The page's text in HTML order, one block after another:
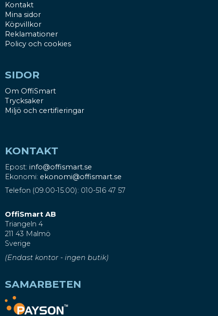
Kontakt
Mina sidor
Köpvillkor
Reklamationer
Policy och cookies
SIDOR
Om OffiSmart
Trycksaker
Miljö och certifieringar
KONTAKT
Epost: info@offismart.se
Ekonomi: ekonomi@offismart.se
Telefon (09.00-15.00): 010-516 47 57
OffiSmart AB
Triangeln 4
211 43 Malmö
Sverige
(Endast kontor - ingen butik)
SAMARBETEN